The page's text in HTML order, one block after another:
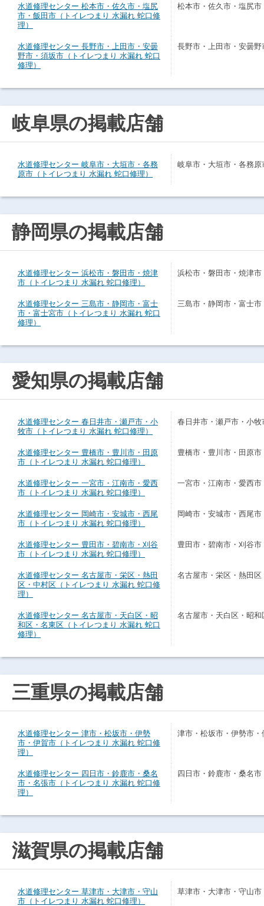
水道修理センター 松本市・佐久市・塩尻
市・飯田市（トイレつまり 水漏れ 蛇口修
理）
松本市・佐久市・塩尻市
水道修理センター 長野市・上田市・安曇
野市・須坂市（トイレつまり 水漏れ 蛇口
修理）
長野市・上田市・安曇野
岐阜県の掲載店舗
水道修理センター 岐阜市・大垣市・各務
原市（トイレつまり 水漏れ 蛇口修理）
岐阜市・大垣市・各務原
静岡県の掲載店舗
水道修理センター 浜松市・磐田市・焼津
市（トイレつまり 水漏れ 蛇口修理）
浜松市・磐田市・焼津市
水道修理センター 三島市・静岡市・富士
市・富士宮市（トイレつまり 水漏れ 蛇口
修理）
三島市・静岡市・富士市
愛知県の掲載店舗
水道修理センター 春日井市・瀬戸市・小
牧市（トイレつまり 水漏れ 蛇口修理）
春日井市・瀬戸市・小牧
水道修理センター 豊橋市・豊川市・田原
市（トイレつまり 水漏れ 蛇口修理）
豊橋市・豊川市・田原市
水道修理センター 一宮市・江南市・愛西
市（トイレつまり 水漏れ 蛇口修理）
一宮市・江南市・愛西市
水道修理センター 岡崎市・安城市・西尾
市（トイレつまり 水漏れ 蛇口修理）
岡崎市・安城市・西尾市
水道修理センター 豊田市・碧南市・刈谷
市（トイレつまり 水漏れ 蛇口修理）
豊田市・碧南市・刈谷市
水道修理センター 名古屋市・栄区・熱田
区・中村区（トイレつまり 水漏れ 蛇口修
理）
名古屋市・栄区・熱田区
水道修理センター 名古屋市・天白区・昭
和区・名東区（トイレつまり 水漏れ 蛇口
修理）
名古屋市・天白区・昭和
三重県の掲載店舗
水道修理センター 津市・松坂市・伊勢
市・伊賀市（トイレつまり 水漏れ 蛇口修
理）
津市・松坂市・伊勢市・
水道修理センター 四日市・鈴鹿市・桑名
市・名張市（トイレつまり 水漏れ 蛇口修
理）
四日市・鈴鹿市・桑名市
滋賀県の掲載店舗
水道修理センター 草津市・大津市・守山
市（トイレつまり 水漏れ 蛇口修理）
草津市・大津市・守山市